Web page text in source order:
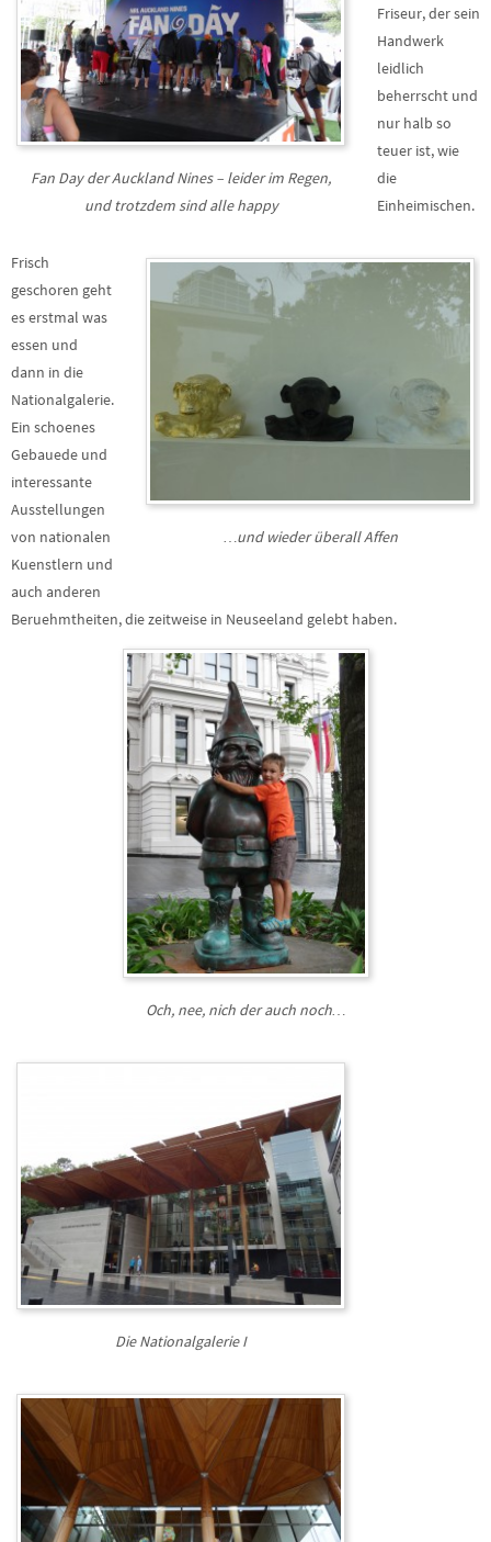
Fan Day der Auckland Nines – leider im Regen,
und trotzdem sind alle happy
…und wieder überall Affen
Friseur, der sein
Handwerk
leidlich
beherrscht und
nur halb so
teuer ist, wie
die
Einheimischen.
Frisch
geschoren geht
es erstmal was
essen und
dann in die
Nationalgalerie.
Ein schoenes
Gebauede und
interessante
Ausstellungen
von nationalen
Kuenstlern und
auch anderen
Beruehmtheiten, die zeitweise in Neuseeland gelebt haben.
Och, nee, nich der auch noch…
Die Nationalgalerie I